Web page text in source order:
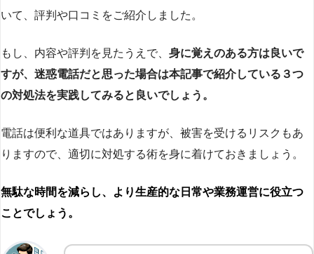
いて、評判や口コミをご紹介しました。
もし、内容や評判を見たうえで、 身に覚えのある方は良いで
すが、迷惑電話だと思った場合は本記事で紹介している３つ
の対処法を実践してみると良いでしょう。
電話は便利な道具ではありますが、被害を受けるリスクもあ
りますので、適切に対処する術を身に着けておきましょう。
無駄な時間を減らし、より生産的な日常や業務運営に役立つ
ことでしょう。